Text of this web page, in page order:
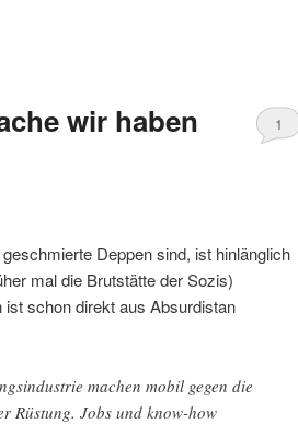
wir haben
1
Deppen sind, ist hinlänglich
mal die Brutstätte der Sozis)
schon direkt aus Absurdistan
machen mobil gegen die
Rüstung. Jobs und know-how